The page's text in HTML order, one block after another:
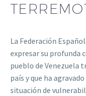
La Federación
expresar su profunda
pueblo de Venezuela
país y que ha
situación de